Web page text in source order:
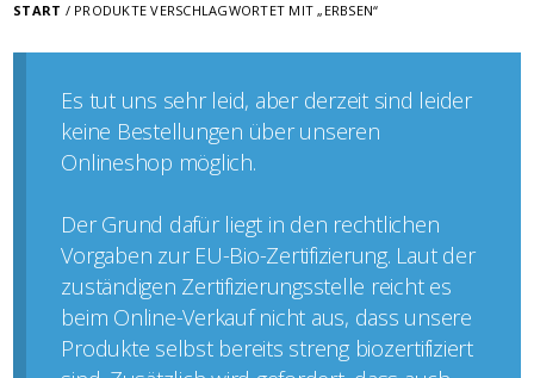
START / PRODUKTE VERSCHLAGWORTET MIT „ERBSEN“
Es tut uns sehr leid, aber derzeit sind leider
keine Bestellungen über unseren
Onlineshop möglich.
Der Grund dafür liegt in den rechtlichen
Vorgaben zur EU-Bio-Zertifizierung. Laut der
zuständigen Zertifizierungsstelle reicht es
beim Online-Verkauf nicht aus, dass unsere
Produkte selbst bereits streng biozertifiziert